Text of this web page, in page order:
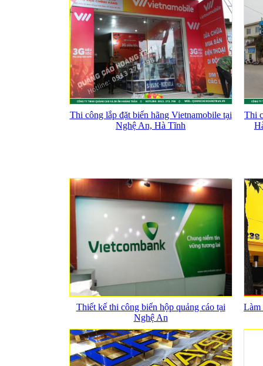
Thi công lắp đặt biển hãng Vietnamobile tại
Nghệ An, Hà Tĩnh
Thi
Thiết kế thi công biển hộp quảng cáo tại
Nghệ An
Làm